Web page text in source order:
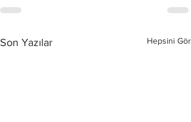
Son Yazılar Hepsini Gör